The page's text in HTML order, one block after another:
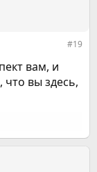
#19
вам, и
что вы здесь,